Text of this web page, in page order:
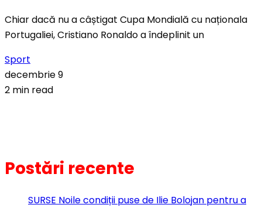
Chiar dacă nu a câștigat Cupa Mondială cu naționala
Portugaliei, Cristiano Ronaldo a îndeplinit un
Sport
decembrie 9
2 min read
Postări recente
SURSE Noile condiții puse de Ilie Bolojan pentru a